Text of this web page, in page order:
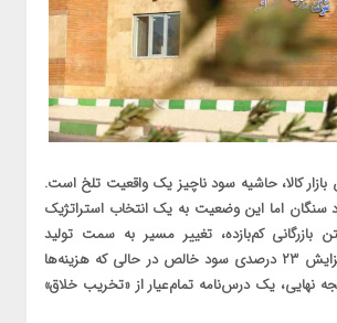
بازار کالا، حاشیه سود ناچیز یک واقعیت تلخ است.
سنگان اما این وضعیت به یک انتخاب استراتژیک
بازرگانی کم‌بازده، تغییر مسیر به سمت تولید
یکپارچه و تماشای افزایش ۲۳ درصدی سود خالص در حالی که هزینه‌ها
نهایی، یک درس‌نامه تمام‌عیار از «تخریب خلاق»